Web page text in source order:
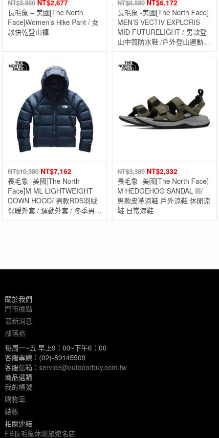
NT$3,880 NT$2,677
長毛象 – 美國[The North
Face]Women’s Hike Pant / 女
款快乾登山褲
NT$8,880 NT$6,172
長毛象 -美國[The North Face]
MEN’S VECTIV EXPLORIS
MID FUTURELIGHT / 男款登
山中筒防水鞋 /戶外登山運動鞋
/ 防水運動鞋
NT$10,380 NT$7,162
長毛象 -美國[The North
Face]M ML LIGHTWEIGHT
DOWN HOOD/ 男款RDS羽絨
保暖外套 / 運動外套 / 冬季男款
服飾
NT$3,380 NT$2,332
長毛象 -美國[The North Face]
M HEDGEHOG SANDAL III/
男款皮革涼鞋 戶外涼鞋 休閒涼
鞋 日常涼鞋
關於我們
門市據點
最新消息
部落格
每周一~五 早上9：00~下午6：00
客服專線：(02)-89145509
客服信箱： service@outdoorbuy.com.tw
商品選購
我的帳號
購物車
結帳
相關連結
FB長毛象休閒旅遊名店